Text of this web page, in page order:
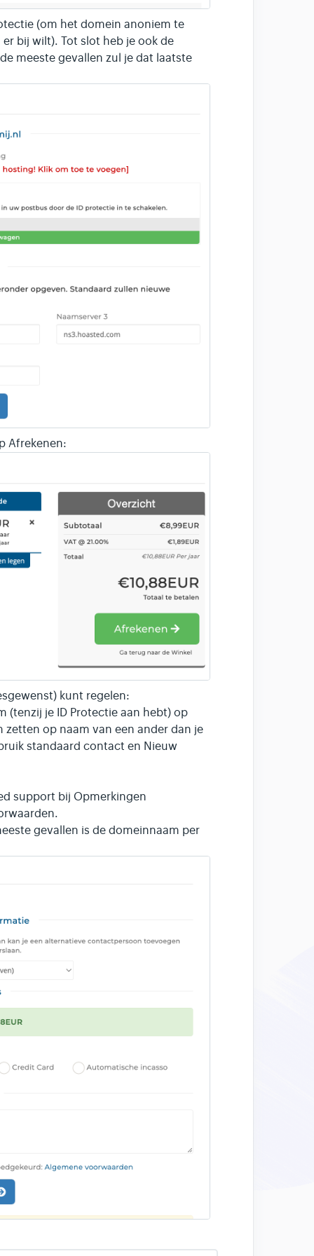
(om het domein anoniem te
bij wilt). Tot slot heb je ook de
meeste gevallen zul je dat laatste
Afrekenen:
kunt regelen:
(tenzij je ID Protectie aan hebt) op
op naam van een ander dan je
standaard contact en Nieuw
support bij Opmerkingen
gevallen is de domeinnaam per